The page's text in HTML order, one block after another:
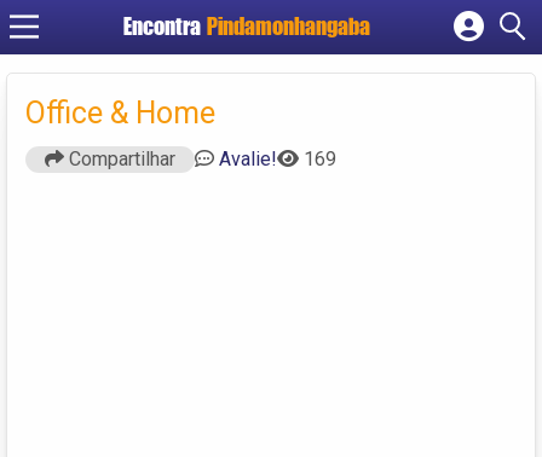
Encontra Pindamonhangaba
Cadastrar empresa
Office & Home
Compartilhar Avalie! 169